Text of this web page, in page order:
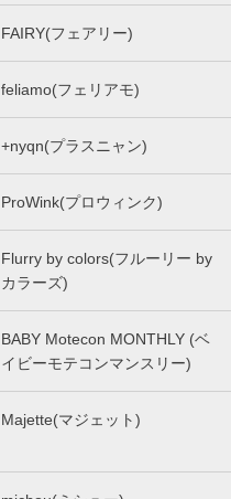
FAIRY(フェアリー)
feliamo(フェリアモ)
+nyqn(プラスニャン)
ProWink(プロウィンク)
Flurry by colors(フルーリー by
カラーズ)
BABY Motecon MONTHLY (ベ
イビーモテコンマンスリー)
Majette(マジェット)